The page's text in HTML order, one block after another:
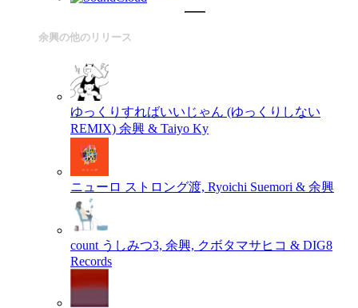
余興の他のリリース
ゆっくりすればいいじゃん (ゆっくりしない
REMIX) 余興 & Taiyo Ky
ニューロ ストロング渡, Ryoichi Suemori & 余興
count うしみつ3, 余興, クボタマサヒコ & DIG8
Records